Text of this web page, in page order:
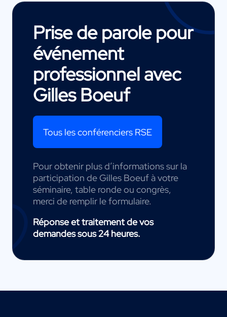
Prise de parole pour
événement
professionnel avec
Gilles Boeuf
Tous les conférenciers RSE
Pour obtenir plus d’informations sur la
participation de Gilles Boeuf à votre
séminaire, table ronde ou congrès,
merci de remplir le formulaire.
Réponse et traitement de vos
demandes sous 24 heures.